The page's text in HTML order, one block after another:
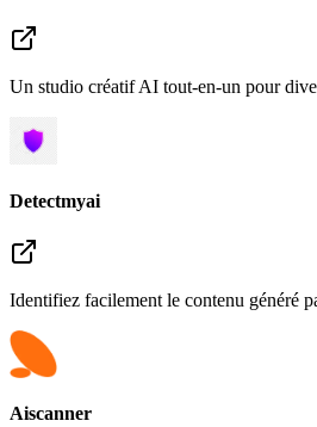
Un studio créatif AI tout-en-un pour
Detectmyai
Identifiez facilement le contenu généré
Aiscanner